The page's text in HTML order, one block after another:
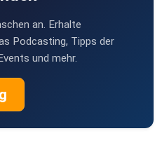
an. Erhalte
Podcasting, Tipps der
und mehr.